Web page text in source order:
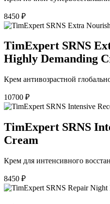
8450 ₽
TimExpert SRNS
Highly Demanding
Крем антивозрастной
10700 ₽
TimExpert SRNS
Cream
Крем для интенсивного
8450 ₽